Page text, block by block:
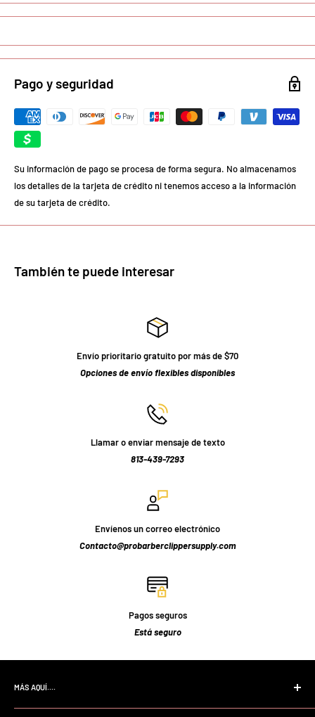
Pago y seguridad
Su información de pago se procesa de forma segura. No almacenamos
los detalles de la tarjeta de crédito ni tenemos acceso a la información
de su tarjeta de crédito.
También te puede interesar
Envío prioritario gratuito por más de $70
Opciones de envío flexibles disponibles
Llamar o enviar mensaje de texto
813-439-7293
Envíenos un correo electrónico
Contacto@probarberclippersupply.com
Pagos seguros
Está seguro
MÁS AQUÍ....
Página de inicio